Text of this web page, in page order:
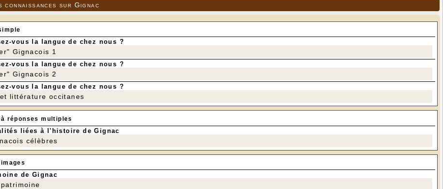
connaissances sur Gignac
vous la langue de chez nous ?
Gignacois 1
vous la langue de chez nous ?
Gignacois 2
vous la langue de chez nous ?
littérature occitanes
à réponses multiples
liées à l'histoire de Gignac
célèbres
de Gignac